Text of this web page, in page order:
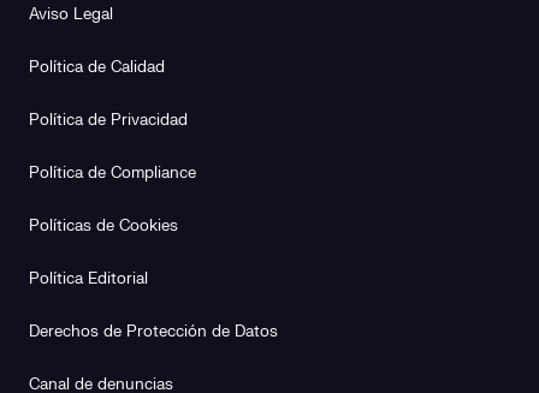
Aviso Legal
Política de Calidad
Política de Privacidad
Política de Compliance
Políticas de Cookies
Política Editorial
Derechos de Protección de Datos
Canal de denuncias